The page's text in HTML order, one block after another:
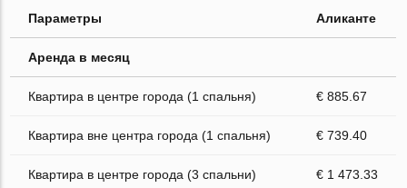
Параметры Аликанте
Аренда в месяц
Квартира в центре города (1 спальня) € 885.67
Квартира вне центра города (1 спальня) € 739.40
Квартира в центре города (3 спальни) € 1 473.33